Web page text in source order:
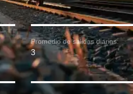
Promedio de salidas diarias:
3